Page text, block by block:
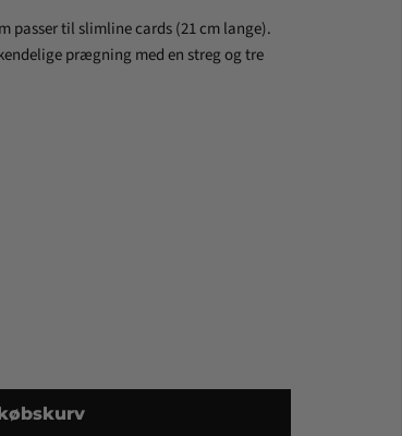
passer til slimline cards (21 cm lange).
prægning med en streg og tre